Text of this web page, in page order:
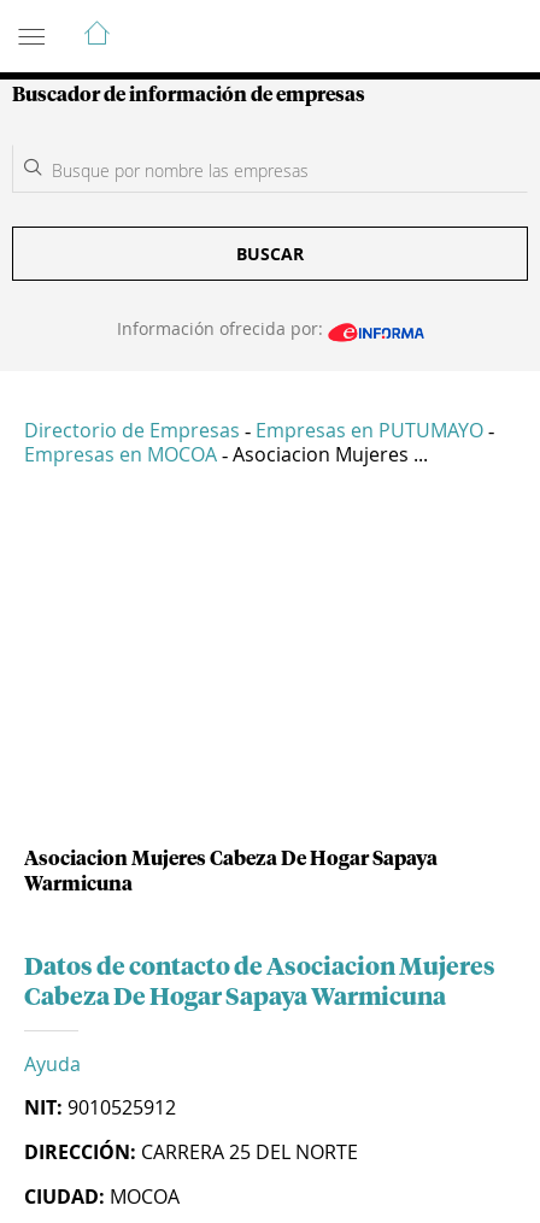
Guía de Empresas Colombianas
Buscador de información de empresas
BUSCAR
Información ofrecida por:
Directorio de Empresas - Empresas en PUTUMAYO -
Empresas en MOCOA - Asociacion Mujeres ...
Asociacion Mujeres Cabeza De Hogar Sapaya
Warmicuna
Datos de contacto de Asociacion Mujeres
Cabeza De Hogar Sapaya Warmicuna
Ayuda
NIT: 9010525912
DIRECCIÓN: CARRERA 25 DEL NORTE
CIUDAD: MOCOA